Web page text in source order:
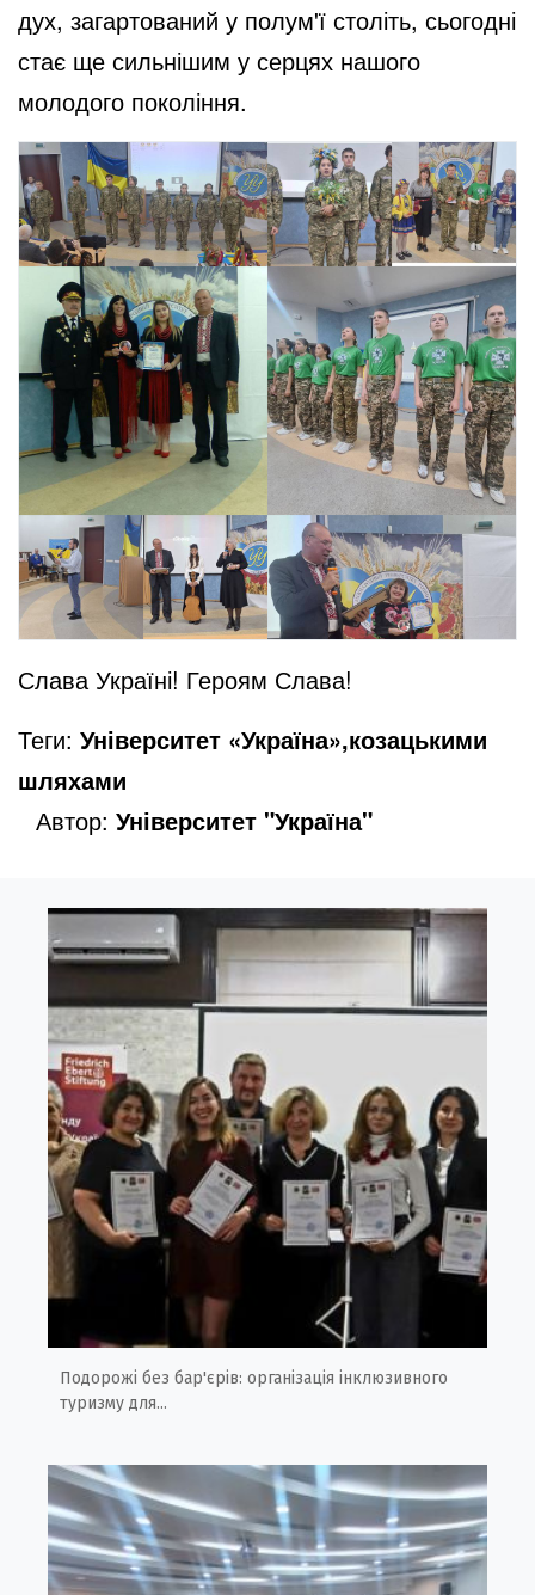
дух, загартований у полум'ї століть, сьогодні
стає ще сильнішим у серцях нашого
молодого покоління.
Слава Україні! Героям Слава!
Теги: Університет «Україна»,козацькими
шляхами
Автор: Університет "Україна"
Подорожі без бар'єрів: організація інклюзивного
туризму для...